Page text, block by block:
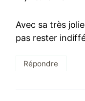
Avec sa très
pas rester
Répondre